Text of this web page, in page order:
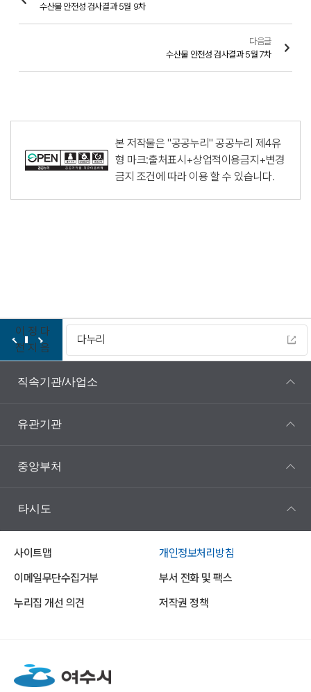
수산물 안전성 검사결과 5월 9차
다음글
수산물 안전성 검사결과 5월 7차
본 저작물은 "공공누리"공공누리 제4유
형 마크:출처표시+상업적이용금지+변경
금지 조건에 따라 이용 할 수 있습니다.
이
전
정
지
다
음
다누리
직속기관/사업소
유관기관
중앙부처
타시도
사이트맵
개인정보처리방침
이메일무단수집거부
부서 전화 및 팩스
누리집 개선 의견
저작권 정책